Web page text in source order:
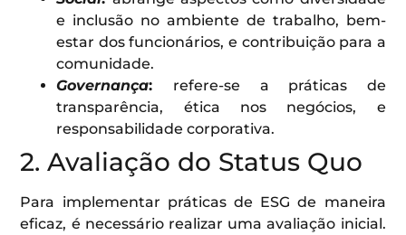
e inclusão no ambiente de trabalho, bem-
estar dos funcionários, e contribuição para a
comunidade.
Governança: refere-se a práticas de
transparência, ética nos negócios, e
responsabilidade corporativa.
2. Avaliação do Status Quo
Para implementar práticas de ESG de maneira
eficaz, é necessário realizar uma avaliação inicial.